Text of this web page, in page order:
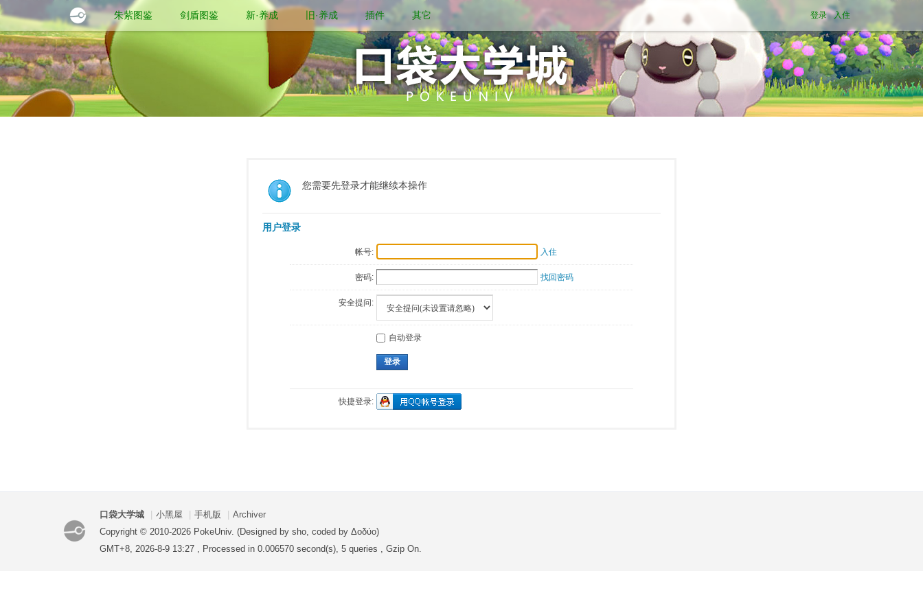
朱紫图鉴 剑盾图鉴 新·养成 旧·养成 插件 其它 登录 入住
您需要先登录才能继续本操作
用户登录
帐号: 入住
密码: 找回密码
安全提问:
自动登录
登录
快捷登录:
口袋大学城 小黑屋 手机版
Archiver
Copyright © 2010-2026 PokeUniv. (Designed by sho, coded by Δοδύο)
GMT+8, 2026-8-9 13:27 , Processed in 0.006570 second(s), 5 queries , Gzip On.